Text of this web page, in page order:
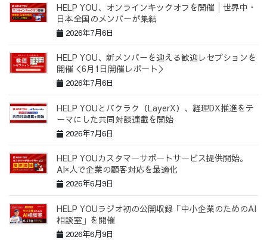
HELP YOU、オンラインキックオフを開催│世界中・
日本全国のメンバーが集結
2026年7月6日
HELP YOU、新メンバーを迎える歓迎レセプションを
開催＜6月1日開催レポート＞
2026年7月6日
HELP YOUとバクラク（LayerX）、経理DX推進をテ
ーマにした共同対談連載を開始
2026年7月6日
HELP YOUカスタマーサポートサービス提供開始。
AI×人で企業の顧客対応を最適化
2026年6月9日
HELP YOUラジオ初の公開収録「中小企業のためのAI
相談室」を開催
2026年6月9日